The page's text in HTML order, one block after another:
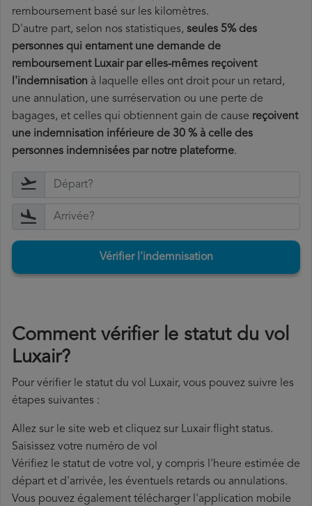
remboursement basé sur les kilomètres.
D'autre part, selon nos statistiques, seules 5% des
personnes qui entament une demande de
remboursement Luxair par elles-mêmes reçoivent
l'indemnisation à laquelle elles ont droit pour un retard,
une annulation, une surréservation ou une perte de
bagages, et celles qui obtiennent gain de cause reçoivent
une indemnisation inférieure de 30 % à celle des
personnes indemnisées par notre plateforme.
Vérifier l'indemnisation
Comment vérifier le statut du vol
Luxair?
Pour vérifier le statut du vol Luxair, vous pouvez suivre les
étapes suivantes :
Allez sur le site web et cliquez sur Luxair flight status.
Saisissez votre numéro de vol
Vérifiez le statut de votre vol, y compris l'heure estimée de
départ et d'arrivée, les éventuels retards ou annulations.
Vous pouvez également télécharger l'application mobile